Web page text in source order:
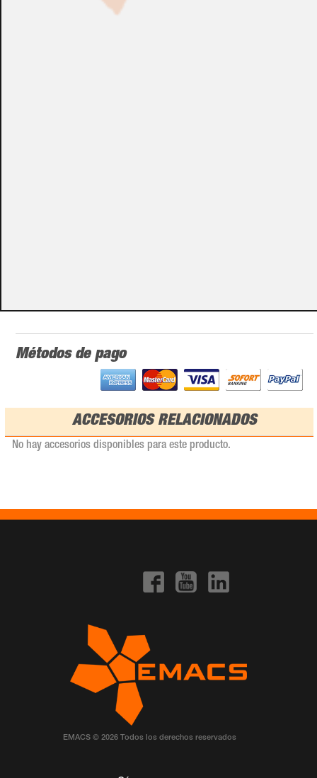
Métodos de pago
ACCESORIOS RELACIONADOS
No hay accesorios disponibles para este producto.
EMACS © 2026 Todos los derechos reservados